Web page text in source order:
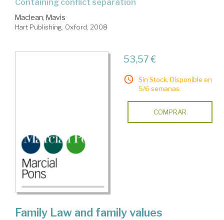
containing conflict separation
Maclean, Mavis
Hart Publishing. Oxford, 2008
53,57 €
Sin Stock. Disponible en
5/6 semanas.
COMPRAR
Family Law and family values